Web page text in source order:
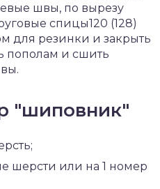
швы, по вырезу
спицы120 (128)
для резинки и закрыть
пополам и сшить
"шиповник"
шерсти или на 1 номер